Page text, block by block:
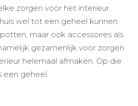
zorgen voor het interieur.
wel tot een geheel kunnen
maar ook accessoires als
gezamenlijk voor zorgen
helemaal afmaken. Op die
een geheel.